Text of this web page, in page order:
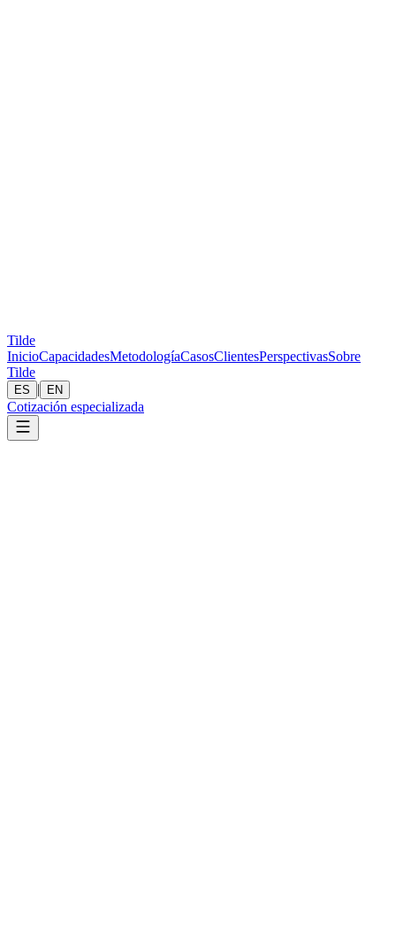
Tilde
InicioCapacidadesMetodologíaCasosClientesPerspectivasSobre
Tilde
ES | EN
Cotización especializada